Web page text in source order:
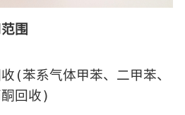
围
系气体甲苯、二甲苯、
回收)